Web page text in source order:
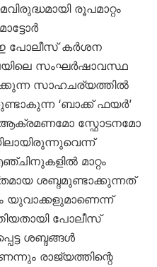
രൂപമാറ്റം
പോലീസ് കർശന
സംഘർഷാവസ്ഥ
സാഹചര്യത്തിൽ
‘ബാക്ക് ഫയർ’
സ്ഫോടനമോ
മാറ്റം
ശബ്ദമുണ്ടാക്കുന്നത്
യുവാക്കളുമാണെന്ന്
പോലീസ്
ശബ്ദങ്ങൾ
രാജ്യത്തിന്റെ